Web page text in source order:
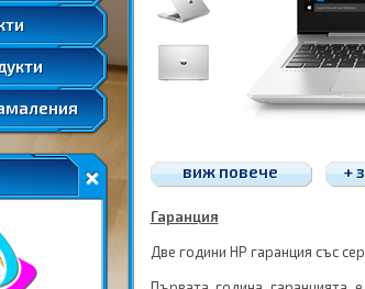
гаранции
виж повече +
Гаранция
Две години HP гаранция със